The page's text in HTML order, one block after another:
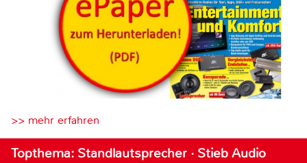
>> mehr erfahren
Topthema: Standlautsprecher · Stieb Audio